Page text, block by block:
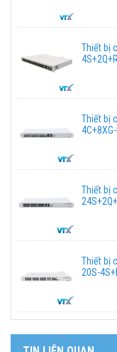
Thiết bị
Thiết bị
Thiết bị
Thiết bị
20S-